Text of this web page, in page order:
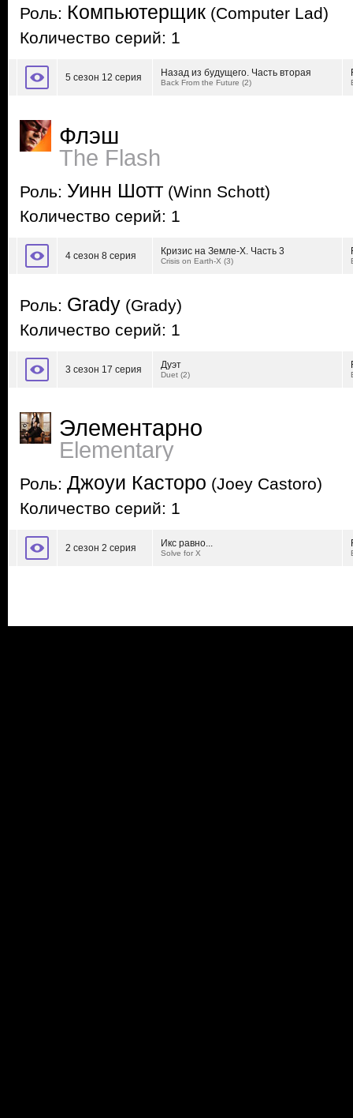
Роль: Компьютерщик (Computer Lad)
Количество серий: 1
5 сезон 12 серия Назад из будущего. Часть вторая
Back From the Future (2)
Флэш
The Flash
Роль: Уинн Шотт (Winn Schott)
Количество серий: 1
4 сезон 8 серия Кризис на Земле-Х. Часть 3
Crisis on Earth-X (3)
Роль: Grady (Grady)
Количество серий: 1
3 сезон 17 серия Дуэт
Duet (2)
Элементарно
Elementary
Роль: Джоуи Касторо (Joey Castoro)
Количество серий: 1
2 сезон 2 серия Икс равно...
Solve for X